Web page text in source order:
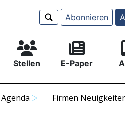
Abonnieren
Stellen E-Paper
Agenda Firmen